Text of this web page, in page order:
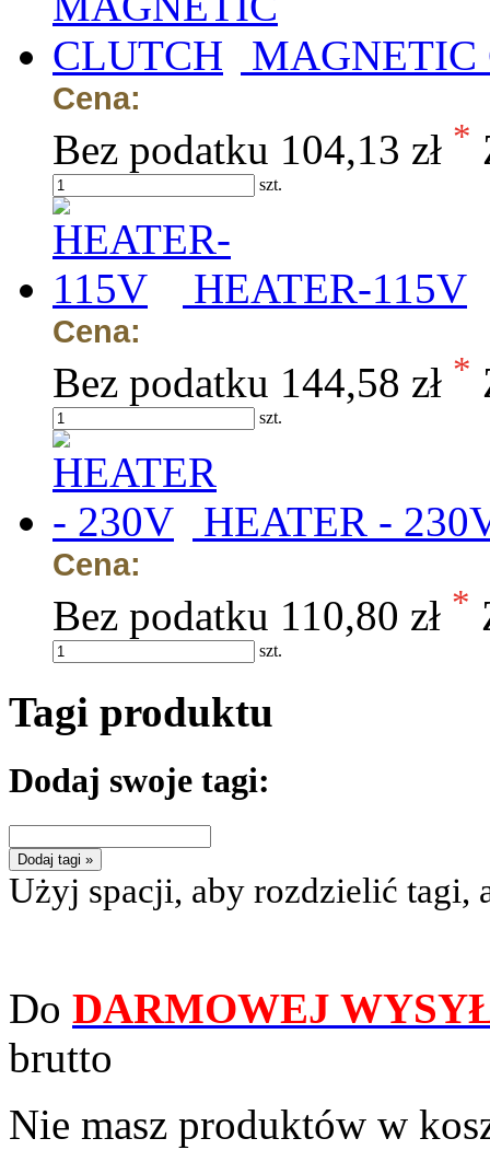
MAGNETIC
Cena:
Bez podatku 104,13 zł *
szt.
HEATER-115V
Cena:
Bez podatku 144,58 zł *
szt.
HEATER -
Cena:
Bez podatku 110,80 zł *
szt.
Tagi produktu
Dodaj swoje tagi:
Dodaj tagi »
Użyj spacji, aby rozdzielić tagi,
Do DARMOWEJ
brutto
Nie masz produktów w